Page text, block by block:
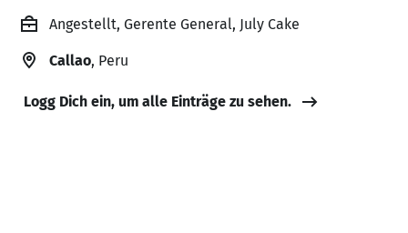
Angestellt, Gerente General, July Cake
Callao, Peru
Logg Dich ein, um alle Einträge zu sehen.